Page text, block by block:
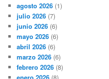
agosto 2026 (1)
julio 2026 (7)
junio 2026 (6)
mayo 2026 (6)
abril 2026 (6)
marzo 2026 (6)
febrero 2026 (8)